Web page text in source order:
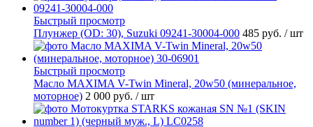
Быстрый просмотр
Плунжер (OD: 30), Suzuki 09241-30004-000 485 руб. / шт
Быстрый просмотр
Масло MAXIMA V-Twin Mineral, 20w50 (минеральное,
моторное) 2 000 руб. / шт